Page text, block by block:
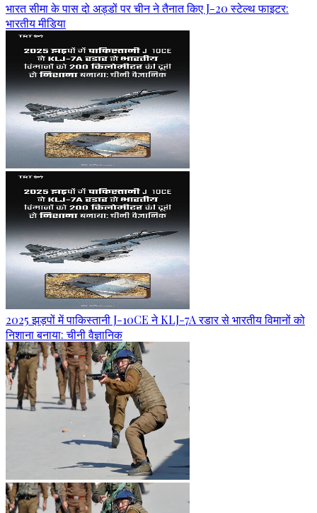
भारत सीमा के पास दो अड्डों पर चीन ने तैनात किए J-20 स्टेल्थ फाइटर:
भारतीय मीडिया
2025 झड़पों में पाकिस्तानी J-10CE ने KLJ-7A रडार से भारतीय विमानों को
निशाना बनाया: चीनी वैज्ञानिक